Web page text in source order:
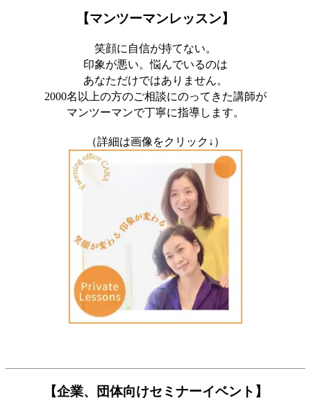
【マンツーマンレッスン】
笑顔に自信が持てない。
印象が悪い。悩んでいるのは
あなただけではありません。
2000名以上の方のご相談にのってきた講師が
マンツーマンで丁寧に指導します。
（詳細は画像をクリック↓）
【企業、団体向けセミナーイベント】